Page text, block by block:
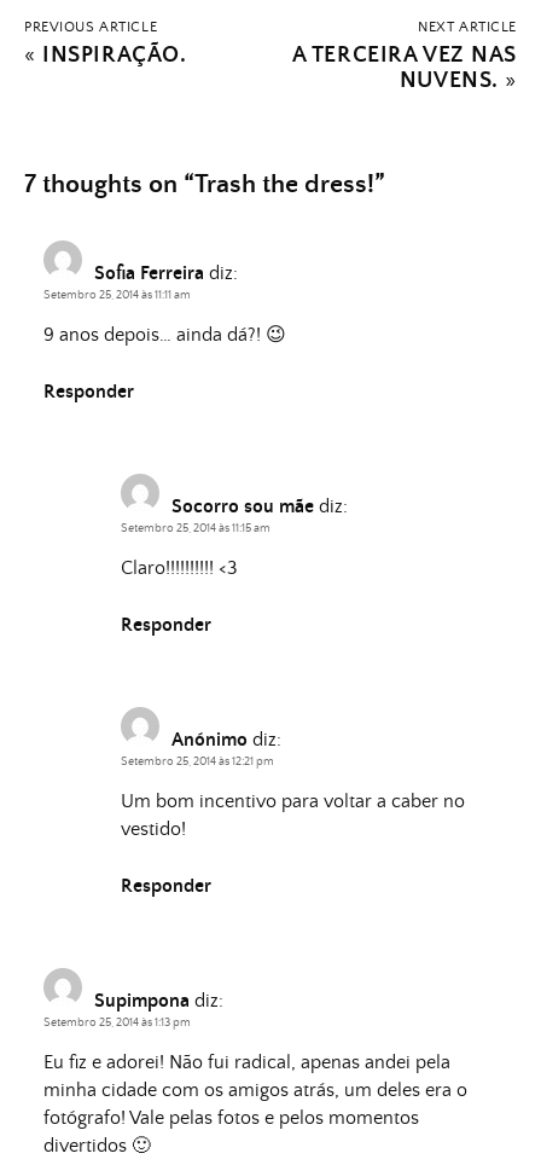
PREVIOUS ARTICLE
« INSPIRAÇÃO.
NEXT ARTICLE
A TERCEIRA VEZ NAS
NUVENS. »
7 thoughts on “Trash the dress!”
Sofia Ferreira diz:
Setembro 25, 2014 às 11:11 am
9 anos depois… ainda dá?! 😉
Responder
Socorro sou mãe diz:
Setembro 25, 2014 às 11:15 am
Claro!!!!!!!!!! <3
Responder
Anónimo diz:
Setembro 25, 2014 às 12:21 pm
Um bom incentivo para voltar a caber no
vestido!
Responder
Supimpona diz:
Setembro 25, 2014 às 1:13 pm
Eu fiz e adorei! Não fui radical, apenas andei pela
minha cidade com os amigos atrás, um deles era o
fotógrafo! Vale pelas fotos e pelos momentos
divertidos 🙂